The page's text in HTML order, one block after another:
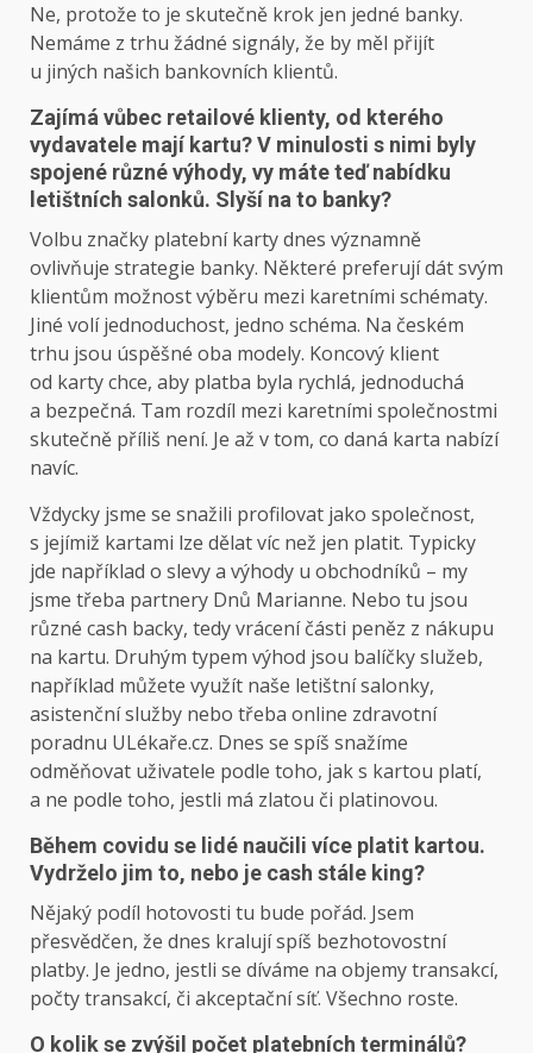
Ne, protože to je skutečně krok jen jedné banky.
Nemáme z trhu žádné signály, že by měl přijít
u jiných našich bankovních klientů.
Zajímá vůbec retailové klienty, od kterého
vydavatele mají kartu? V minulosti s nimi byly
spojené různé výhody, vy máte teď nabídku
letištních salonků. Slyší na to banky?
Volbu značky platební karty dnes významně
ovlivňuje strategie banky. Některé preferují dát svým
klientům možnost výběru mezi karetními schématy.
Jiné volí jednoduchost, jedno schéma. Na českém
trhu jsou úspěšné oba modely. Koncový klient
od karty chce, aby platba byla rychlá, jednoduchá
a bezpečná. Tam rozdíl mezi karetními společnostmi
skutečně příliš není. Je až v tom, co daná karta nabízí
navíc.
Vždycky jsme se snažili profilovat jako společnost,
s jejímiž kartami lze dělat víc než jen platit. Typicky
jde například o slevy a výhody u obchodníků – my
jsme třeba partnery Dnů Marianne. Nebo tu jsou
různé cash backy, tedy vrácení části peněz z nákupu
na kartu. Druhým typem výhod jsou balíčky služeb,
například můžete využít naše letištní salonky,
asistenční služby nebo třeba online zdravotní
poradnu ULékaře.cz. Dnes se spíš snažíme
odměňovat uživatele podle toho, jak s kartou platí,
a ne podle toho, jestli má zlatou či platinovou.
Během covidu se lidé naučili více platit kartou.
Vydrželo jim to, nebo je cash stále king?
Nějaký podíl hotovosti tu bude pořád. Jsem
přesvědčen, že dnes kralují spíš bezhotovostní
platby. Je jedno, jestli se díváme na objemy transakcí,
počty transakcí, či akceptační síť. Všechno roste.
O kolik se zvýšil počet platebních terminálů?